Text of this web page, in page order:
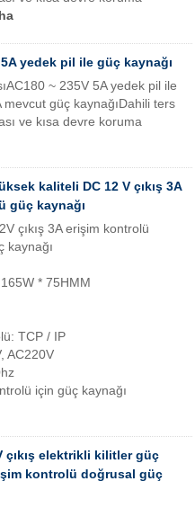
yedek pil ile güç kaynağı
~ 235V 5A yedek pil ile
mevcut güç kaynağıDahili ters
ve kısa devre koruma
kaliteli DC 12 V çıkış 3A
güç kaynağı
çıkış 3A erişim kontrolü
kaynağı
* 75HMM
TCP / IP
AC220V
için güç kaynağı
çıkış elektrikli kilitler güç
kontrolü doğrusal güç